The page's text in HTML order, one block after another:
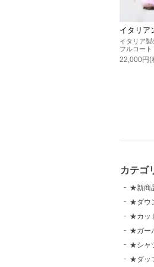
イタリア
イタリア
フルコート
22,000円(
カテゴ
★新商
★ダウ
★カッ
★ガー
★シャ
★ダッ